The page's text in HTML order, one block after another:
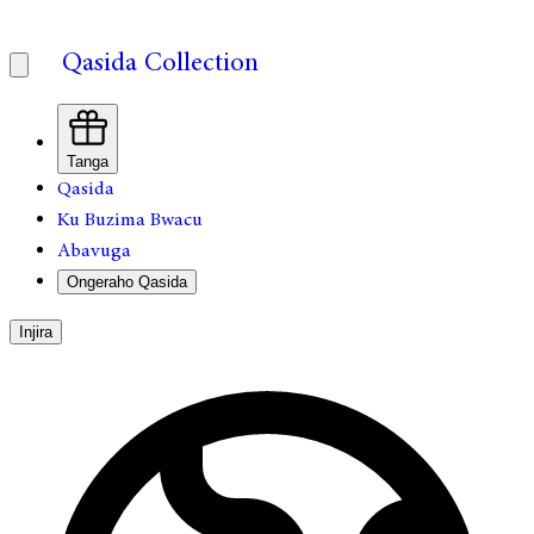
Qasida Collection
Tanga
Qasida
Ku Buzima Bwacu
Abavuga
Ongeraho Qasida
Injira